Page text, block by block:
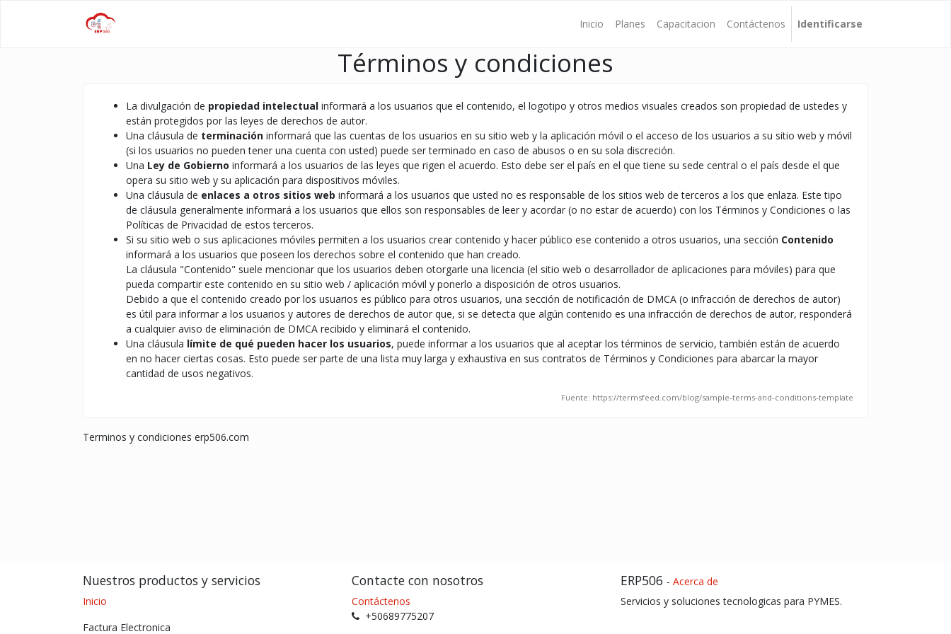
Inicio Planes Capacitacion Contáctenos Identificarse
Términos y condiciones
La divulgación de propiedad intelectual informará a los usuarios que el contenido, el logotipo y otros medios visuales creados son propiedad de ustedes y
están protegidos por las leyes de derechos de autor.
Una cláusula de terminación informará que las cuentas de los usuarios en su sitio web y la aplicación móvil o el acceso de los usuarios a su sitio web y móvil
(si los usuarios no pueden tener una cuenta con usted) puede ser terminado en caso de abusos o en su sola discreción.
Una Ley de Gobierno informará a los usuarios de las leyes que rigen el acuerdo. Esto debe ser el país en el que tiene su sede central o el país desde el que
opera su sitio web y su aplicación para dispositivos móviles.
Una cláusula de enlaces a otros sitios web informará a los usuarios que usted no es responsable de los sitios web de terceros a los que enlaza. Este tipo
de cláusula generalmente informará a los usuarios que ellos son responsables de leer y acordar (o no estar de acuerdo) con los Términos y Condiciones o las
Políticas de Privacidad de estos terceros.
Si su sitio web o sus aplicaciones móviles permiten a los usuarios crear contenido y hacer público ese contenido a otros usuarios, una sección Contenido
informará a los usuarios que poseen los derechos sobre el contenido que han creado.
La cláusula "Contenido" suele mencionar que los usuarios deben otorgarle una licencia (el sitio web o desarrollador de aplicaciones para móviles) para que
pueda compartir este contenido en su sitio web / aplicación móvil y ponerlo a disposición de otros usuarios.
Debido a que el contenido creado por los usuarios es público para otros usuarios, una sección de notificación de DMCA (o infracción de derechos de autor)
es útil para informar a los usuarios y autores de derechos de autor que, si se detecta que algún contenido es una infracción de derechos de autor, responderá
a cualquier aviso de eliminación de DMCA recibido y eliminará el contenido.
Una cláusula límite de qué pueden hacer los usuarios, puede informar a los usuarios que al aceptar los términos de servicio, también están de acuerdo
en no hacer ciertas cosas. Esto puede ser parte de una lista muy larga y exhaustiva en sus contratos de Términos y Condiciones para abarcar la mayor
cantidad de usos negativos.
Fuente: https://termsfeed.com/blog/sample-terms-and-conditions-template
Terminos y condiciones erp506.com
Nuestros productos y servicios
Inicio
Factura Electronica
Contacte con nosotros
Contáctenos
+50689775207
ERP506 - Acerca de
Servicios y soluciones tecnologicas para PYMES.